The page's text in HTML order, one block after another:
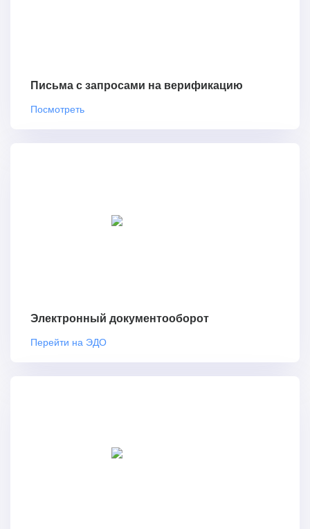
Письма с запросами на верификацию
Посмотреть
Электронный документооборот
Перейти на ЭДО